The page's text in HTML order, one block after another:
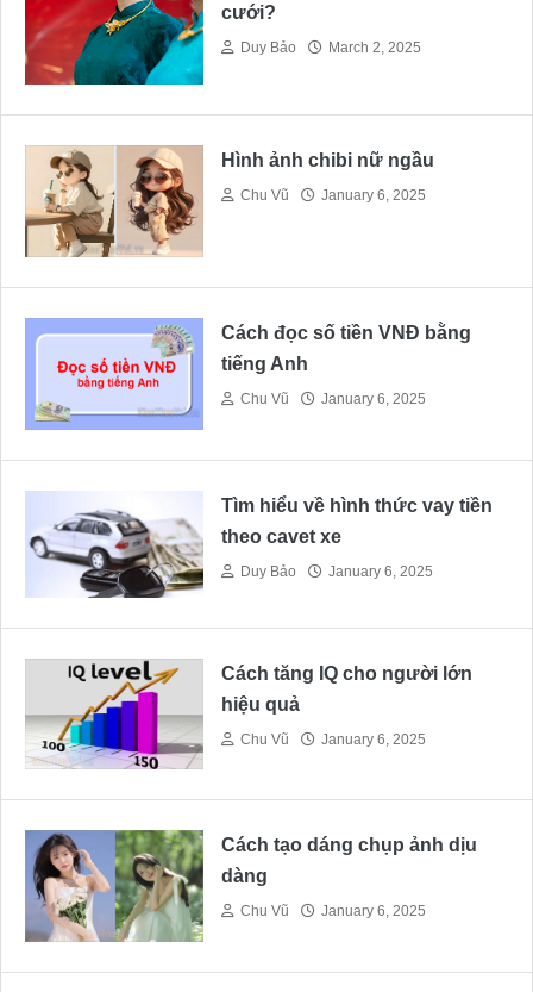
cưới?
Duy Bảo March 2, 2025
Hình ảnh chibi nữ ngầu
Chu Vũ January 6, 2025
Cách đọc số tiền VNĐ bằng
tiếng Anh
Chu Vũ January 6, 2025
Tìm hiểu về hình thức vay tiền
theo cavet xe
Duy Bảo January 6, 2025
Cách tăng IQ cho người lớn
hiệu quả
Chu Vũ January 6, 2025
Cách tạo dáng chụp ảnh dịu
dàng
Chu Vũ January 6, 2025